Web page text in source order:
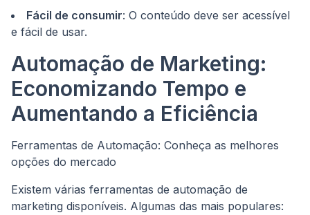
Fácil de consumir: O conteúdo deve ser acessível
e fácil de usar.
Automação de Marketing:
Economizando Tempo e
Aumentando a Eficiência
Ferramentas de Automação: Conheça as melhores
opções do mercado
Existem várias ferramentas de automação de
marketing disponíveis. Algumas das mais populares: